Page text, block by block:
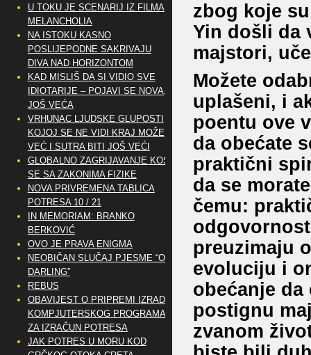
zbog koje
Yin došli da
majstori,
Možete
uplašeni, i
poentu ove
da obećate
praktični
da se
čemu:
preuzimaju
evoluciju i
obećanje
postignu
zvanom
U TOKU JE SCENARIJ IZ FILMA
MELANCHOLIA
NA ISTOKU KASNO
POSLIJEPODNE SAKRIVAJU
DIVA NAD HORIZONTOM
KAD MISLIŠ DA SI VIDIO SVE
IDIOTARIJE – POJAVI SE NOVA,..
JOŠ VEĆA
VRHUNAC LJUDSKE GLUPOSTI
KOJOJ SE NE VIDI KRAJ MOŽE
VEĆ I SUTRA BITI JOŠ VEĆI
GLOBALNO ZAGRIJAVANJE KOSI
SE SA ZAKONIMA FIZIKE
NOVA PRIVREMENA TABLICA
POTRESA 10 / 21
IN MEMORIAM: BRANKO
BERKOVIĆ
OVO JE PRAVA ENIGMA
NEOBIČAN SLUČAJ PJESME “OH
DARLING”
REBUS
OBAVIJEST O PRIPREMI IZRADE
KOMPJUTERSKOG PROGRAMA
ZA IZRAČUN POTRESA
JAK POTRES U MORU KOD